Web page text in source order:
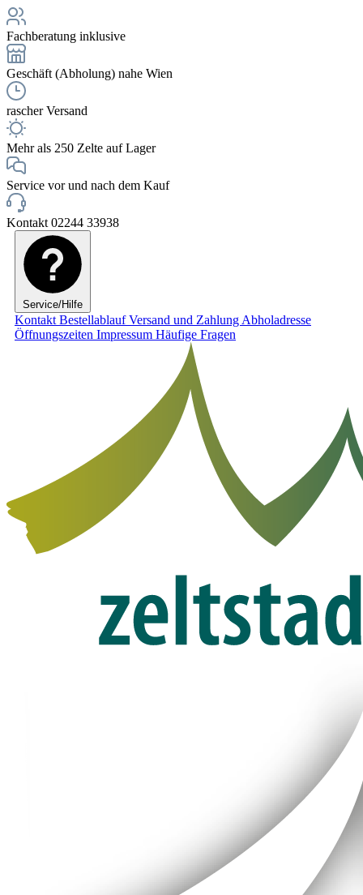
Fachberatung inklusive
Geschäft (Abholung) nahe Wien
rascher Versand
Mehr als 250 Zelte auf Lager
Service vor und nach dem Kauf
Kontakt 02244 33938
Service/Hilfe
Kontakt BestellablaufVersand und Zahlung Abholadresse
Öffnungszeiten Impressum Häufige Fragen